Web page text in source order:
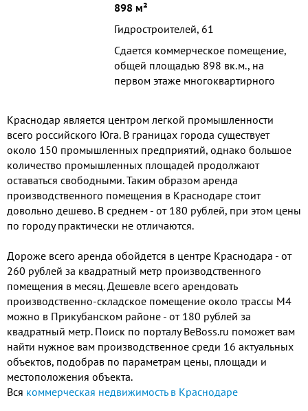
898 м²
Гидростроителей, 61
Сдается коммерческое помещение,
общей площадью 898 вк.м., на
первом этаже многоквартирного
Стоимость аренды 66...
Краснодар является центром легкой промышленности
всего российского Юга. В границах города существует
около 150 промышленных предприятий, однако большое
количество промышленных площадей продолжают
оставаться свободными. Таким образом аренда
производственного помещения в Краснодаре стоит
довольно дешево. В среднем - от 180 рублей, при этом цены
по городу практически не отличаются.
Дороже всего аренда обойдется в центре Краснодара - от
260 рублей за квадратный метр производственного
помещения в месяц. Дешевле всего арендовать
производственно-складское помещение около трассы М4
можно в Прикубанском районе - от 180 рублей за
квадратный метр. Поиск по порталу BeBoss.ru поможет вам
найти нужное вам производственное среди 16 актуальных
объектов, подобрав по параметрам цены, площади и
местоположения объекта.
Вся коммерческая недвижимость в Краснодаре